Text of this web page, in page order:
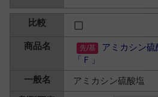
アミカシン硫
「Ｆ」
アミカシン硫酸塩